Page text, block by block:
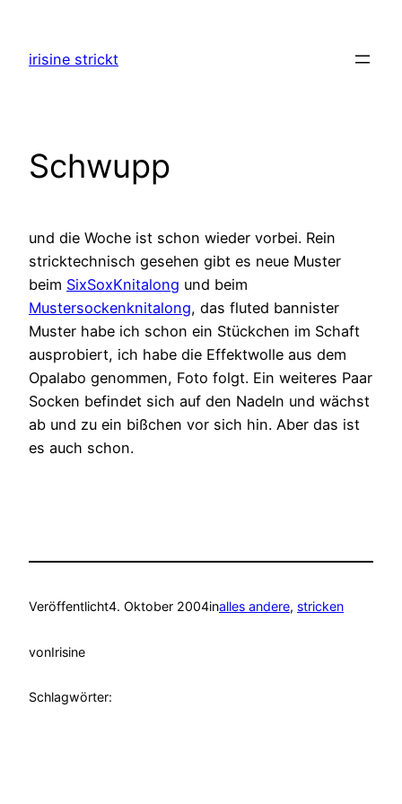
springen
irisine strickt
Schwupp
und die Woche ist schon wieder vorbei. Rein
stricktechnisch gesehen gibt es neue Muster
beim SixSoxKnitalong und beim
Mustersockenknitalong, das fluted bannister
Muster habe ich schon ein Stückchen im Schaft
ausprobiert, ich habe die Effektwolle aus dem
Opalabo genommen, Foto folgt. Ein weiteres Paar
Socken befindet sich auf den Nadeln und wächst
ab und zu ein bißchen vor sich hin. Aber das ist
es auch schon.
Veröffentlicht4. Oktober 2004inalles andere, stricken
vonIrisine
Schlagwörter: